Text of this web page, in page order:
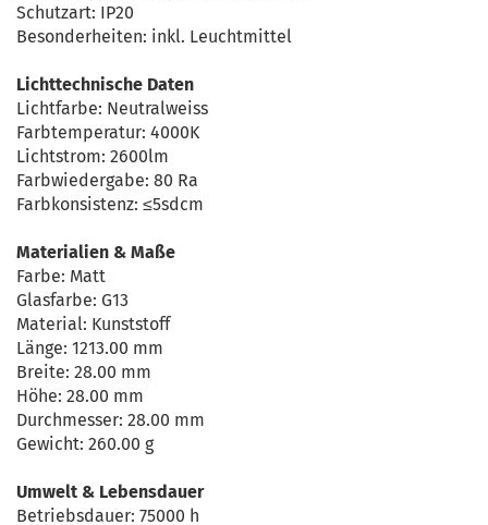
Schutzart: IP20
Besonderheiten: inkl. Leuchtmittel
Lichttechnische Daten
Lichtfarbe: Neutralweiss
Farbtemperatur: 4000K
Lichtstrom: 2600lm
Farbwiedergabe: 80 Ra
Farbkonsistenz: ≤5sdcm
Materialien & Maße
Farbe: Matt
Glasfarbe: G13
Material: Kunststoff
Länge: 1213.00 mm
Breite: 28.00 mm
Höhe: 28.00 mm
Durchmesser: 28.00 mm
Gewicht: 260.00 g
Umwelt & Lebensdauer
Betriebsdauer: 75000 h